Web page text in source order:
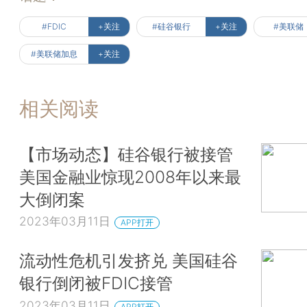
#FDIC +关注 #硅谷银行 +关注 #美联储
#美联储加息 +关注
相关阅读
【市场动态】硅谷银行被接管
美国金融业惊现2008年以来最
大倒闭案
2023年03月11日 APP打开
流动性危机引发挤兑 美国硅谷
银行倒闭被FDIC接管